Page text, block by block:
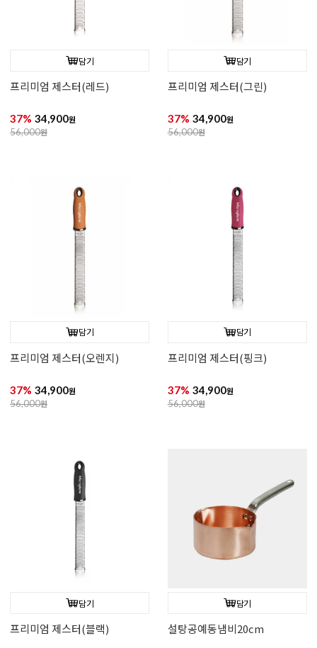
담기
프리미엄 제스터(레드)
37% 34,900원
56,000원
담기
프리미엄 제스터(그린)
37% 34,900원
56,000원
담기
프리미엄 제스터(오렌지)
37% 34,900원
56,000원
담기
프리미엄 제스터(핑크)
37% 34,900원
56,000원
담기
프리미엄 제스터(블랙)
담기
설탕공예동냄비20cm